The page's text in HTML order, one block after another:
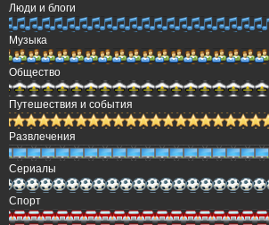
Люди и блоги
Музыка
Общество
Путешествия и события
Развлечения
Сериалы
Спорт